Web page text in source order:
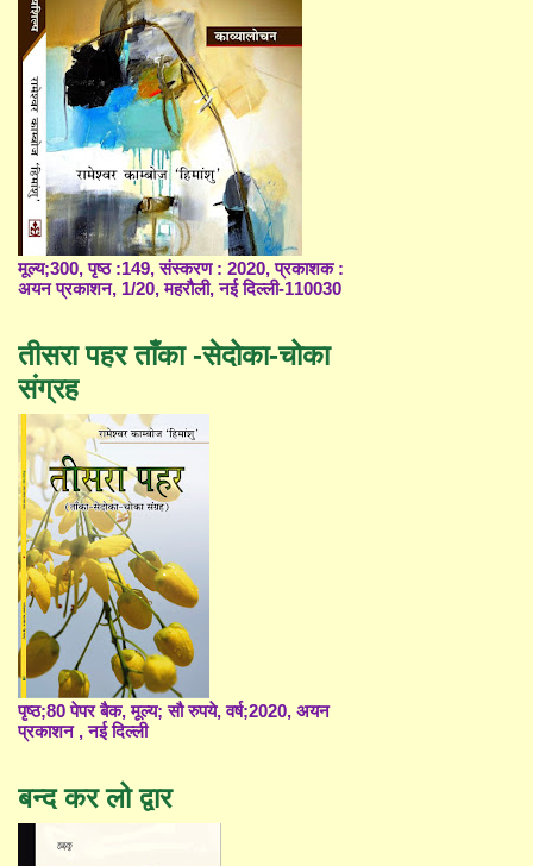
मूल्य;300, पृष्ठ :149, संस्करण : 2020, प्रकाशक :
अयन प्रकाशन, 1/20, महरौली, नई दिल्ली-110030
तीसरा पहर ताँका -सेदोका-चोका
संग्रह
पृष्ठ;80 पेपर बैक, मूल्य; सौ रुपये, वर्ष;2020, अयन
प्रकाशन , नई दिल्ली
बन्द कर लो द्वार